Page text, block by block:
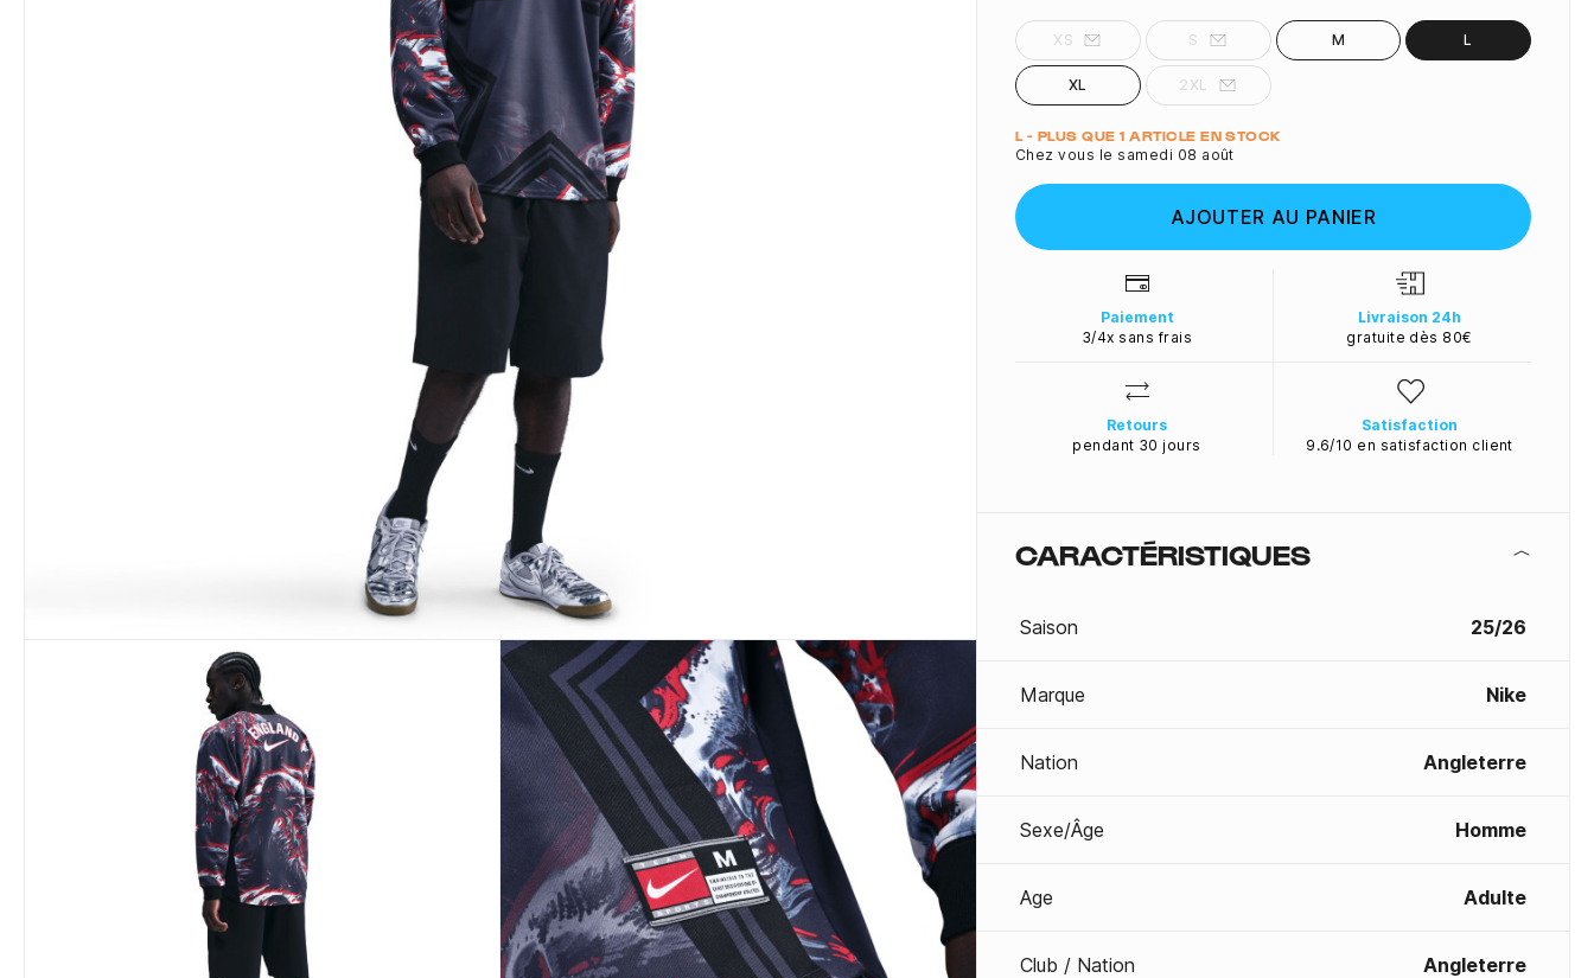
XS S M L
XL 2XL
Quantité
L - PLUS QUE 1 ARTICLE EN STOCK
Chez vous le samedi 08 août
AJOUTER AU PANIER
Paiement
3/4x sans frais
Livraison 24h
gratuite dès 80€
Retours
pendant 30 jours
Satisfaction
9.6/10 en satisfaction client
CARACTÉRISTIQUES
Saison 25/26
Marque Nike
Nation Angleterre
Sexe/Âge Homme
Age Adulte
Club / Nation Angleterre